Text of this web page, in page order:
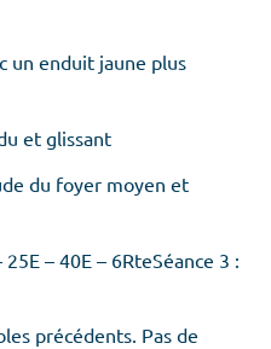
un enduit jaune plus
et glissant
du foyer moyen et
– 40E – 6RteSéance 3 :
précédents. Pas de